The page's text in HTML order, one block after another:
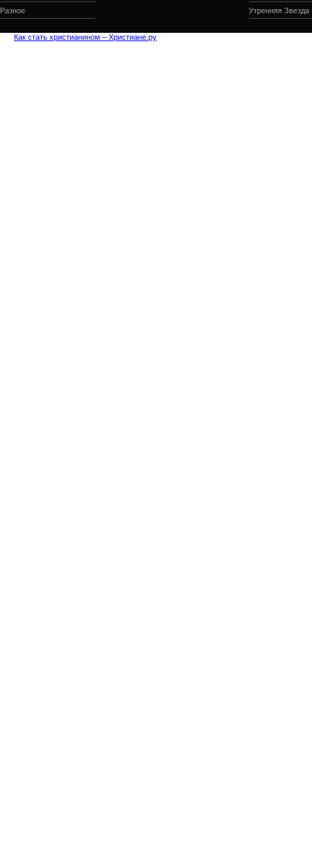
Разное Утренняя Звезда
Как стать христианином – Христиане.ру